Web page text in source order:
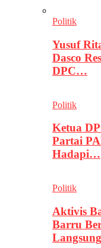
Politik
Yusuf
Dasco
DPC…
Politik
Ketua
Partai
Hadapi…
Politik
Aktivis
Barru